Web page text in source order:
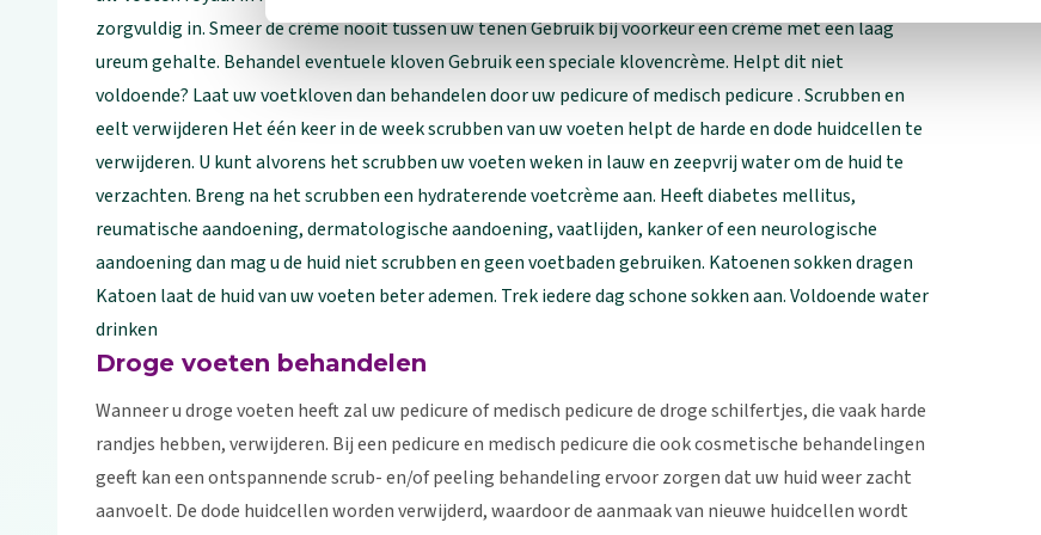
zorgvuldig in. Smeer de crème nooit tussen uw tenen Gebruik bij voorkeur een crème met een laag
ureum gehalte. Behandel eventuele kloven Gebruik een speciale klovencrème. Helpt dit niet
voldoende? Laat uw voetkloven dan behandelen door uw pedicure of medisch pedicure . Scrubben en
eelt verwijderen Het één keer in de week scrubben van uw voeten helpt de harde en dode huidcellen te
verwijderen. U kunt alvorens het scrubben uw voeten weken in lauw en zeepvrij water om de huid te
verzachten. Breng na het scrubben een hydraterende voetcrème aan. Heeft diabetes mellitus,
reumatische aandoening, dermatologische aandoening, vaatlijden, kanker of een neurologische
aandoening dan mag u de huid niet scrubben en geen voetbaden gebruiken. Katoenen sokken dragen
Katoen laat de huid van uw voeten beter ademen. Trek iedere dag schone sokken aan. Voldoende water
drinken
Droge voeten behandelen
Wanneer u droge voeten heeft zal uw pedicure of medisch pedicure de droge schilfertjes, die vaak harde
randjes hebben, verwijderen. Bij een pedicure en medisch pedicure die ook cosmetische behandelingen
geeft kan een ontspannende scrub- en/of peeling behandeling ervoor zorgen dat uw huid weer zacht
aanvoelt. De dode huidcellen worden verwijderd, waardoor de aanmaak van nieuwe huidcellen wordt